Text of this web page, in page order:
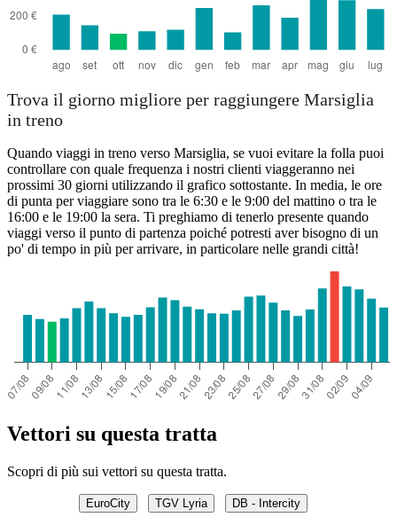
Trova il giorno migliore per raggiungere Marsiglia
in treno
Quando viaggi in treno verso Marsiglia, se vuoi evitare la folla puoi
controllare con quale frequenza i nostri clienti viaggeranno nei
prossimi 30 giorni utilizzando il grafico sottostante. In media, le ore
di punta per viaggiare sono tra le 6:30 e le 9:00 del mattino o tra le
16:00 e le 19:00 la sera. Ti preghiamo di tenerlo presente quando
viaggi verso il punto di partenza poiché potresti aver bisogno di un
po' di tempo in più per arrivare, in particolare nelle grandi città!
Vettori su questa tratta
Scopri di più sui vettori su questa tratta.
EuroCity TGV Lyria DB - Intercity